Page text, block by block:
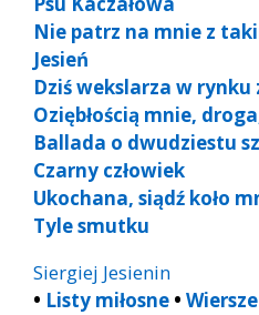
Nie patrz na mnie z
Jesień
Dziś wekslarza w rynku
Oziębłością mnie,
Ballada o dwudziestu
Czarny człowiek
Ukochana, siądź koło
Tyle smutku
Siergiej Jesienin
• Listy miłosne •